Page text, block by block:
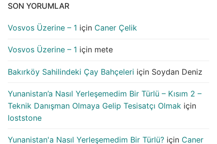
SON YORUMLAR
Vosvos Üzerine – 1 için Caner Çelik
Vosvos Üzerine – 1 için mete
Bakırköy Sahilindeki Çay Bahçeleri için Soydan Deniz
Yunanistan’a Nasıl Yerleşemedim Bir Türlü – Kısım 2 –
Teknik Danışman Olmaya Gelip Tesisatçı Olmak için
loststone
Yunanistan'a Nasıl Yerleşemedim Bir Türlü? için Caner